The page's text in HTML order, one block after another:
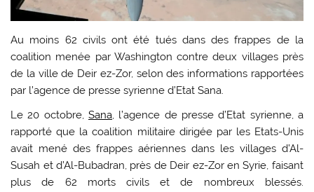
Au moins 62 civils ont été tués dans des frappes de la
coalition menée par Washington contre deux villages près
de la ville de Deir ez-Zor, selon des informations rapportées
par l’agence de presse syrienne d’Etat Sana.
Le 20 octobre,Sana, l’agence de presse d’Etat syrienne, a
rapporté que la coalition militaire dirigée par les Etats-Unis
avait mené des frappes aériennes dans les villages d’Al-
Susah et d’Al-Bubadran, près de Deir ez-Zor en Syrie, faisant
plus de 62 morts civils et de nombreux blessés.